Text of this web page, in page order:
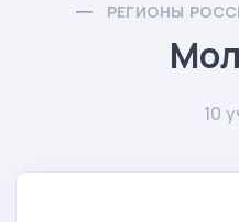
РЕГИОНЫ
10